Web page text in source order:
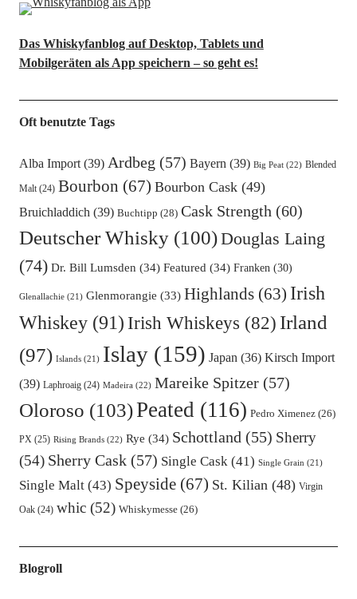
Das Whiskyfanblog auf Desktop, Tablets und
Mobilgeräten als App speichern – so geht es!
Oft benutzte Tags
Alba Import(39) Ardbeg (57) Bayern(39) Big Peat(22) Blended
Malt(24) Bourbon (67) Bourbon Cask(49)
Bruichladdich(39) Buchtipp (28) Cask Strength (60)
Deutscher Whisky(100)Douglas Laing
(74) Dr. Bill Lumsden (34) Featured (34) Franken(30)
Glenallachie(21) Glenmorangie (33) Highlands(63) Irish
Whiskey(91) Irish Whiskeys (82) Irland
(97) Islands(21) Islay(159) Japan (36) Kirsch Import
(39) Laphroaig(24) Madeira(22) Mareike Spitzer(57)
Oloroso (103)Peated (116) Pedro Ximenez(26)
PX(25) Rising Brands(22) Rye (34) Schottland (55) Sherry
(54) Sherry Cask(57) Single Cask(41) Single Grain (21)
Single Malt(43) Speyside(67) St. Kilian(48) Virgin
Oak(24) whic(52) Whiskymesse(26)
Blogroll